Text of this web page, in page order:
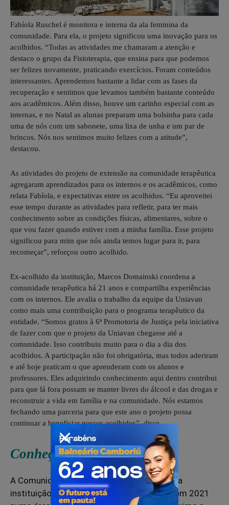
Fabíola Ruschel é monitora e interna da ala feminina da
comunidade. Para ela, o projeto significou uma inovação para os
acolhidos. “Todas as atividades me chamaram a atenção e
destaco o grupo da Fisioterapia, que ensina para que podemos
ser felizes novamente, praticando exercícios. Foram conteúdos
interessantes. Aprendemos bastante a lidar com as fases da
recuperação e sentimos que levamos também bastante conteúdo
aos acadêmicos. Além disso, houve um carinho especial com as
internas, e no Natal as alunas preparam uma bolsinha para cada
uma de nós com um sabonete, uma lixa de unha e um par de
brincos. Nós nos sentimos muito felizes com a atitude”,
destacou.
As atividades do projeto de extensão na comunidade terapêutica
agregaram aprendizados para os internos e os acadêmicos, como
relata Fabíola, e expectativas entre os acolhidos. “Eu aproveitei
esse tempo durante as atividades para refletir, para ter mais
conhecimento sobre as condições físicas, alimentares, sobre o
que vou fazer quando estiver com a minha família. Esse projeto
significou para mim que nós ainda temos lugar para ir, para
recomeçar”, reforçou outro acolhido.
Ex-acolhido da instituição, Marcos Domainski coordena a
comunidade terapêutica há 21 anos e compartilha experiências
com os internos. Ele avalia o trabalho da equipe da Uniavan
como mais uma contribuição para o programa terapêutico da
entidade. “Somos gratos à 6ª Promotoria de Justiça pela iniciativa
de fazer com que o projeto da Uniavan chegasse até a
comunidade. Isso contribuiu muito para o dia a dia dos
acolhidos. A participação não foi obrigatória, mas todos aderiram
e até hoje praticam o que aprenderam com os alunos e
professores. Eles adquirindo conhecimento aqui dentro contribui
para que lá fora possam se manter livres do álcool e das drogas e
reconstruir a vida em família e na comunidade. Nós estamos
fechando uma parceria para que este ano o projeto possa
continuar a beneficiar nossos acolhidos”, disse.
Conheça a comunidade
A Comunidade Terapêutica Viver Livre é uma
instituição sem fins lucrativos implantada em 2021